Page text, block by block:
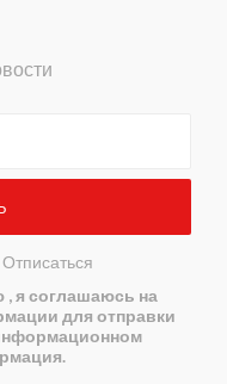
Отписаться
, я соглашаюсь на
для отправки